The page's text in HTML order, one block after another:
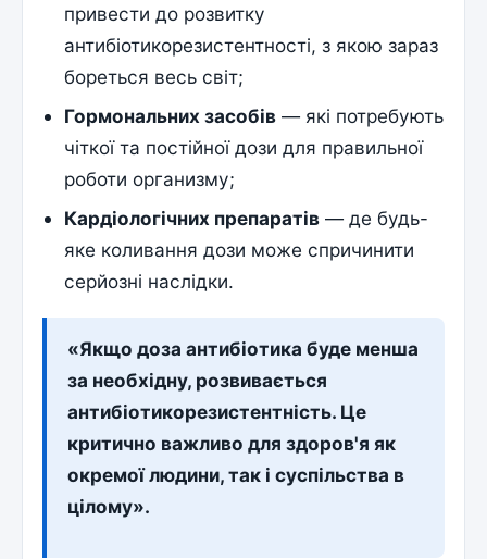
привести до розвитку
антибіотикорезистентності, з якою зараз
бореться весь світ;
Гормональних засобів — які потребують
чіткої та постійної дози для правильної
роботи организму;
Кардіологічних препаратів — де будь-
яке коливання дози може спричинити
серйозні наслідки.
«Якщо доза антибіотика буде менша
за необхідну, розвивається
антибіотикорезистентність. Це
критично важливо для здоров'я як
окремої людини, так і суспільства в
цілому».